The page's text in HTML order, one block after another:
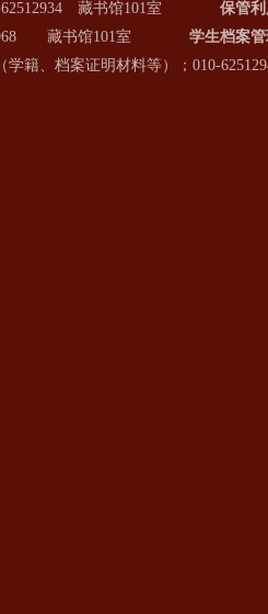
62512934 藏书馆101室
保管
藏书馆101室
学生档案
学籍、档案证明材料等）；010-